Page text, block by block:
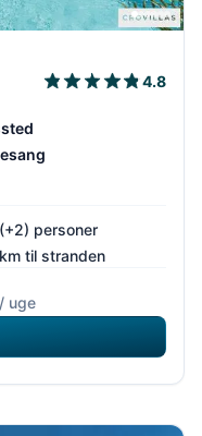
4.8
personer
til stranden
/ uge